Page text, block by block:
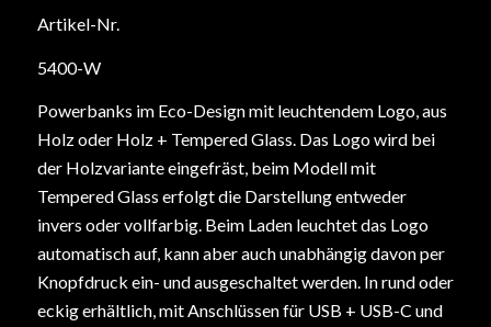
Artikel-Nr.
5400-W
Powerbanks im Eco-Design mit leuchtendem Logo, aus
Holz oder Holz + Tempered Glass. Das Logo wird bei
der Holzvariante eingefräst, beim Modell mit
Tempered Glass erfolgt die Darstellung entweder
invers oder vollfarbig. Beim Laden leuchtet das Logo
automatisch auf, kann aber auch unabhängig davon per
Knopfdruck ein- und ausgeschaltet werden. In rund oder
eckig erhältlich, mit Anschlüssen für USB + USB-C und